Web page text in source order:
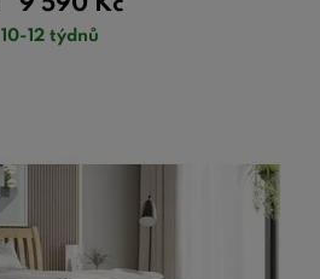
9 590 Kč
10-12 týdnů